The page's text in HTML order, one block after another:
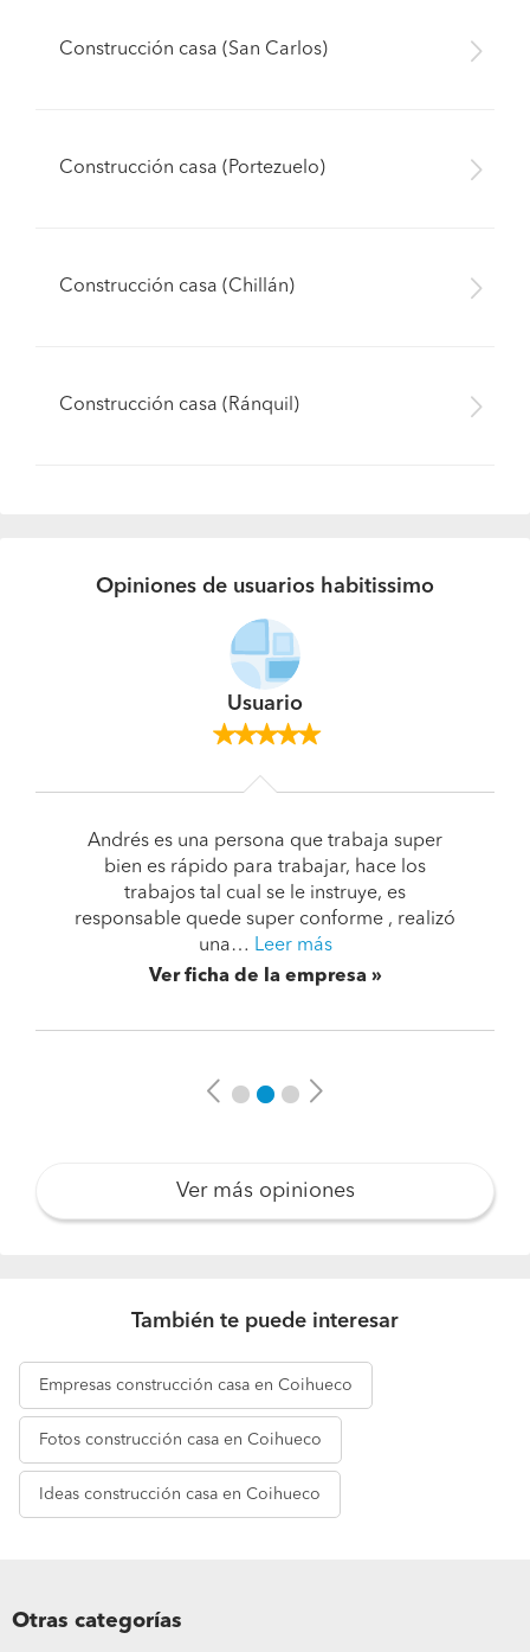
Construcción casa (San Carlos)
Construcción casa (Portezuelo)
Construcción casa (Chillán)
Construcción casa (Ránquil)
Opiniones de usuarios habitissimo
Usuario
Andrés es una persona que trabaja super
bien es rápido para trabajar, hace los
trabajos tal cual se le instruye, es
responsable quede super conforme , realizó
una… Leer más
Ver ficha de la empresa
Previous Next
Ver más opiniones
También te puede interesar
Empresas construcción casa en Coihueco
Fotos construcción casa en Coihueco
Ideas construcción casa en Coihueco
Otras categorías